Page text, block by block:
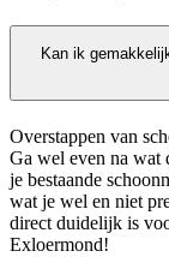
Kan ik
Overstappen van
Ga wel even na wat
je bestaande
wat je wel en niet
direct duidelijk is
Exloermond!